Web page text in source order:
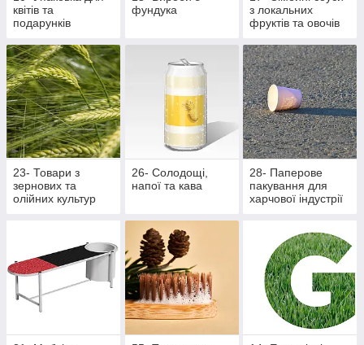
квітів та
подарунків
фундука
з локальних
фруктів та овочів
23- Товари з
зернових та
олійних культур
26- Солодощі,
напої та кава
28- Паперове
пакування для
харчової індустрії